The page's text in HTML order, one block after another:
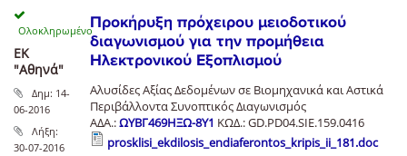
Προκήρυξη πρόχειρου μειοδοτικού
διαγωνισμού για την προμήθεια
Ηλεκτρονικού Εξοπλισμού
Αλυσίδες Αξίας Δεδομένων σε Βιομηχανικά και Αστικά
Περιβάλλοντα Συνοπτικός Διαγωνισμός
ΑΔΑ.:ΩΥΒΓ469ΗΞΩ-8Υ1 ΚΩΔ.: GD.PD04.SIE.159.0416
prosklisi_ekdilosis_endiaferontos_kripis_ii_181.doc
ΕΚ
"Αθηνά"
Δημ: 14-
06-2016
Λήξη:
30-07-2016